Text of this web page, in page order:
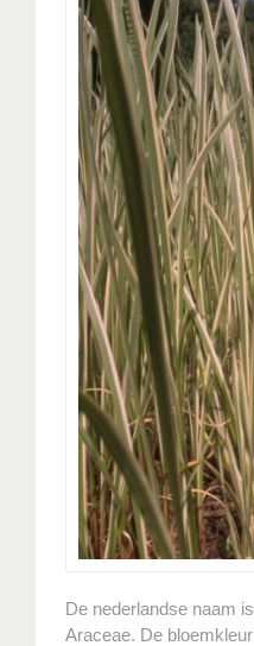
De nederlandse naam is
Araceae. De